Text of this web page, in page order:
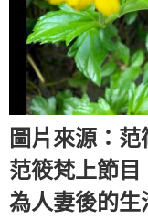
圖片來源：
范筱梵上節
為人妻後的生